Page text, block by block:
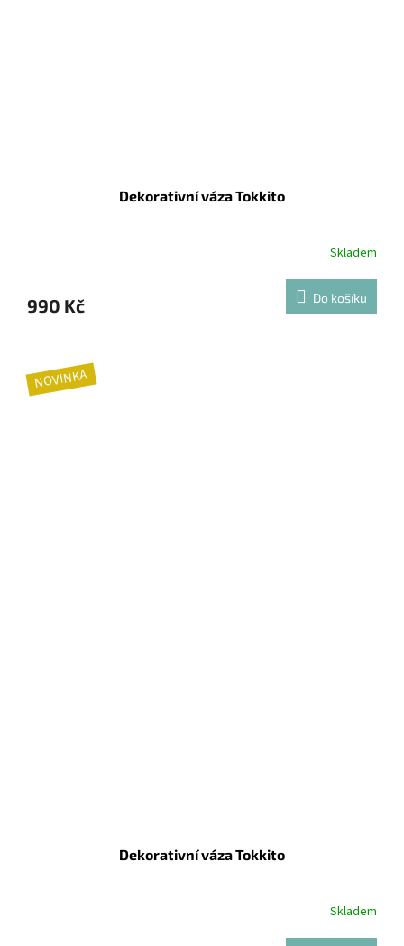
Dekorativní váza Tokkito
Skladem
990 Kč Do košíku
NOVINKA
Dekorativní váza Tokkito
Skladem